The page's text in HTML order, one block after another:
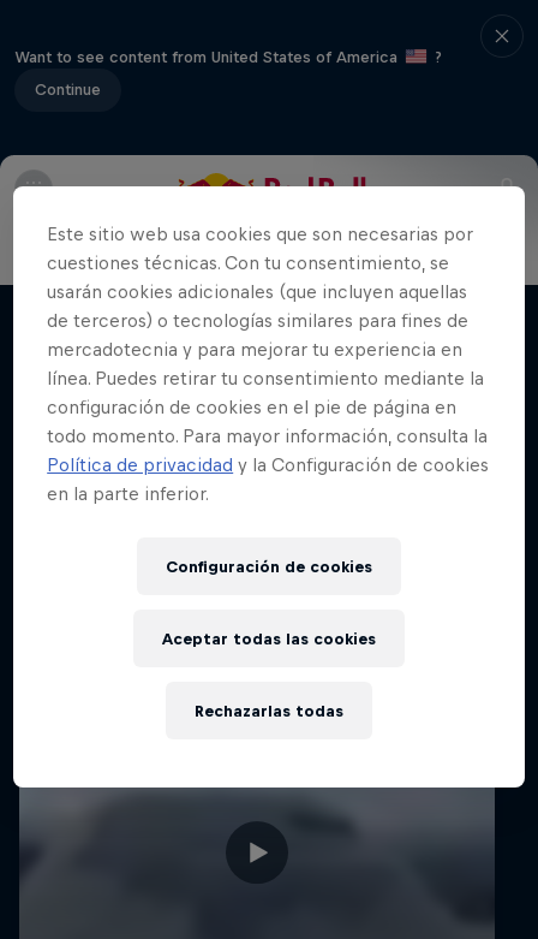
Want to see content from United States of America
?
Continue
Películas y Shows
Winter Heroes
Atletas en la cima de su carrera
1 Temporada · 15 episodios
ESQUÍ
Videos relacionados
Este sitio web usa cookies que son necesarias por
cuestiones técnicas. Con tu consentimiento, se
usarán cookies adicionales (que incluyen aquellas
de terceros) o tecnologías similares para fines de
mercadotecnia y para mejorar tu experiencia en
línea. Puedes retirar tu consentimiento mediante la
configuración de cookies en el pie de página en
todo momento. Para mayor información, consulta la
Política de privacidad y la Configuración de cookies
en la parte inferior.
Configuración de cookies
Rechazarlas todas
Aceptar todas las cookies